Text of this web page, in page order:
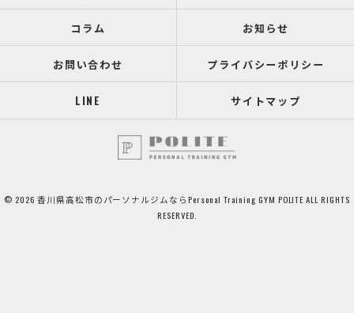
コラム お知らせ
お問い合わせ プライバシーポリシー
LINE サイトマップ
© 2026 香川県高松市のパーソナルジムならPersonal Training GYM POLITE ALL RIGHTS
RESERVED.